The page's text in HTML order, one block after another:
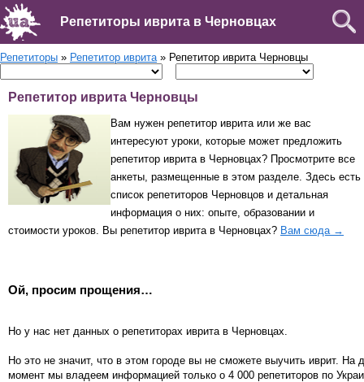
Репетиторы иврита в Черновцах
Репетиторы » Репетитор иврита» Репетитор иврита Черновцы
Репетитор иврита Черновцы
Вам нужен репетитор иврита или же вас
интересуют уроки, которые может предложить
репетитор иврита в Черновцах? Просмотрите все
анкеты, размещенные в этом разделе. Здесь есть
список репетиторов Черновцов и детальная
информация о них: опыте, образовании и
стоимости уроков. Вы репетитор иврита в Черновцах? Вам сюда →
Ой, просим прощения…
Но у нас нет данных о репетиторах иврита в Черновцах.
Но это не значит, что в этом городе вы не сможете выучить иврит. На
момент мы владеем информацией только о 4 000 репетиторов по